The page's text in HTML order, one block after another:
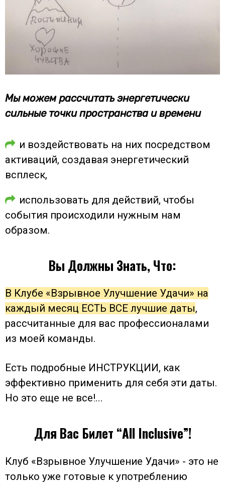
Мы можем рассчитать энергетически
сильные точки пространства и времени
и воздействовать на них посредством
активаций, создавая энергетический
всплеск,
использовать для действий, чтобы
события происходили нужным нам
образом.
Вы Должны Знать, Что:
В Клубе «Взрывное Улучшение Удачи» на
каждый месяц ЕСТЬ ВСЕ лучшие даты,
рассчитанные для вас профессионалами
из моей команды.
Есть подробные ИНСТРУКЦИИ, как
эффективно применить для себя эти даты.
Но это еще не все!...
Для Вас Билет “All Inclusive”!
Клуб «Взрывное Улучшение Удачи» - это не
только уже готовые к употреблению